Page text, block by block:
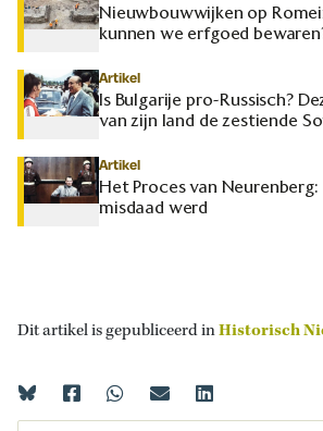
Nieuwbouwwijken op
kunnen we erfgoed
Artikel
Is Bulgarije pro-Russisch?
van zijn land de zestiende
Artikel
Het Proces van
misdaad werd
Dit artikel is gepubliceerd inHistorisch